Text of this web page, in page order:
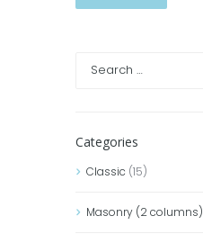
Categories
Classic (15)
Masonry (2 columns)